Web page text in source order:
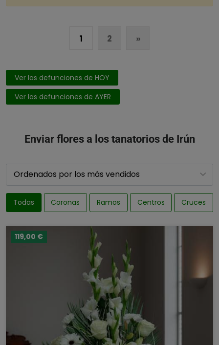
1 2 »
Ver las defunciones de HOY
Ver las defunciones de AYER
Enviar flores a los tanatorios de Irún
Todas Coronas Ramos Centros Cruces
119,00 €